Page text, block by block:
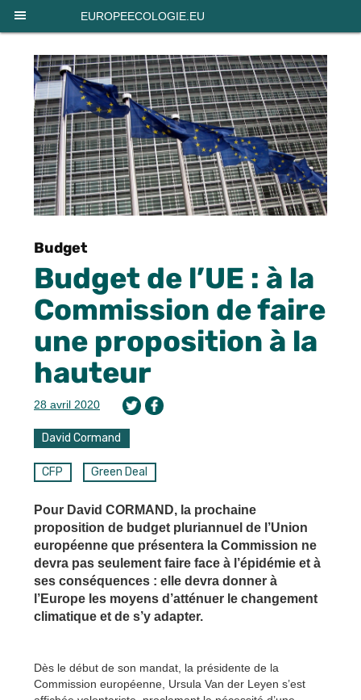
EUROPEECOLOGIE.EU
Budget
Budget de l’UE : à la
Commission de faire
une proposition à la
hauteur
28 avril 2020
David Cormand
CFP Green Deal
Pour David CORMAND, la prochaine
proposition de budget pluriannuel de l’Union
européenne que présentera la Commission ne
devra pas seulement faire face à l’épidémie et à
ses conséquences : elle devra donner à
l’Europe les moyens d’atténuer le changement
climatique et de s’y adapter.
Dès le début de son mandat, la présidente de la
Commission européenne, Ursula Van der Leyen s’est